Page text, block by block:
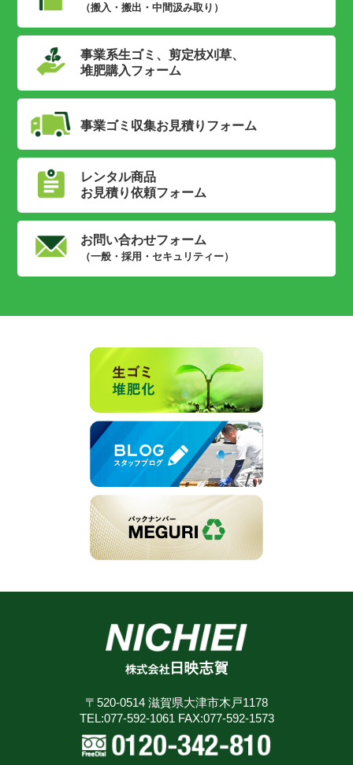
●希望があれば、休日出勤も可能です
（例）住宅展示場での大火実験会場の設営準備
【撤去】翌日曜日・・・１２時すぎ～終わり次第終了
７：００～ 家から現場へ向かう（基本直行）
８：００～ 到着・作業開始
１２：００～ 休憩９０分（日によって異なる）
１３：３０～ 作業開始
（レンタル商品の撤去、回収をしま
す）
１６：００～ 会社に戻って次の日の積み込み
１７：００～ 退社
ご都合のよい日程でお仕事していただけますので、仕
株式会社日映志賀
滋賀県大津市木戸１１７８
経験・資格
◎活かせる資格
準中型自動車運転免許をお持ちの方（ＡＴ限定不可）
※平成29年3月11日までに普通運転免許を取得した方
◎資格取得支援制度あり
準中型免許をお持ちでなくても、入社後取得可能で
・車、バイク、自転車通勤OK
・トラック貸し出しあり
・事務所内禁煙（喫煙スペースあり）
・燃料代補助あり
・交流会あり
全額支給（琵琶湖大橋有料道路代も支給します。）
賞与
年2回
勤務時間
8:00～17:00
休日・休暇
第2・4土曜日、日曜日
勤務地
滋賀県大津市木戸1178(株式会社日映志賀)
伊香立コンポストセンター
(滋賀県大津市伊香立北在地町515)
5t限定準中型自動車免許必須
MT車の運転可能であること
待遇・福利厚生
●社会保険完備
●交通費全額支給
(琵琶湖大橋有料道路代も支給します)
●昇給あり
●賞与あり(年2回/業績による)
●退職金あり
●役職手当あり(2～3万円/月)
●各種手当あり
●車・バイク通勤可
●資格取得支援制度あり
●有給休暇あり
●GW/10日間(今年度実績)
●お盆休み/5日間(今年度実績)
賞与
年2回
勤務時間
7:00～16:30
土曜日、日曜日(シフト制)
勤務地
滋賀県大津市木戸1178(株式会社日映志賀)
下記も選べます
伊香立コンポストセンター
経験・資格
◆経験・年齢不問
◆未経験者大歓迎
◆社員経験不問
＼資格取得支援制度あり／
準中型免許をお持ちでなくても入社後取得可能です
その他、下記資格の取得実績あり
・有機性廃棄物資源化設置技術管理者
・破砕リサイクル設置技術管理者
・重機ユンボの資格
国家資格である『浄化槽管理士』も取得可能
待遇・福利厚生
●社会保険完備
●賞与あり(年2回/業績による)
●退職金あり
●役職手当あり(2～3万円/月)
●車・バイク通勤可
●資格取得支援制度あり
●産休・育休取得実績あり
●研修期間あり(3ヵ月)
（搬入・搬出・中間汲み取り）
事業系生ゴミ、剪定枝刈草、
堆肥購入フォーム
事業ゴミ収集お見積りフォーム
レンタル商品
お見積り依頼フォーム
お問い合わせフォーム
（一般・採用・セキュリティー）
〒520-0514 滋賀県大津市木戸1178
TEL:077-592-1061 FAX:077-592-1573